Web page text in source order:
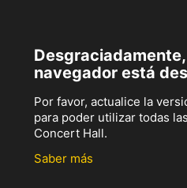
navegador está
Por favor, actualice la
para poder utilizar todas
Concert Hall.
Saber más